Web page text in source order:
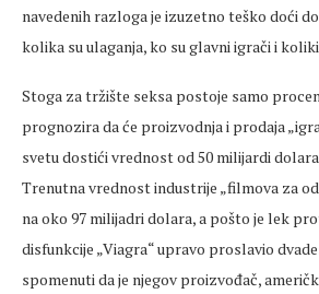
navedenih razloga je izuzetno teško doći
kolika su ulaganja, ko su glavni igrači i
Stoga za tržište seksa postoje samo
prognozira da će proizvodnja i prodaja
svetu dostići vrednost od 50 milijardi dolara
Trenutna vrednost industrije „filmova za
na oko 97 milijadri dolara, a pošto je lek
disfunkcije „Viagra“ upravo proslavio
spomenuti da je njegov proizvođač,